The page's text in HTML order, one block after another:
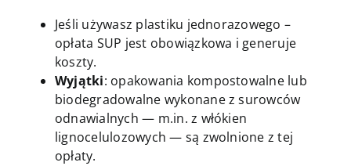
Jeśli używasz plastiku jednorazowego –
opłata SUP jest obowiązkowa i generuje
koszty.
Wyjątki: opakowania kompostowalne lub
biodegradowalne wykonane z surowców
odnawialnych — m.in. z włókien
lignocelulozowych — są zwolnione z tej
opłaty.